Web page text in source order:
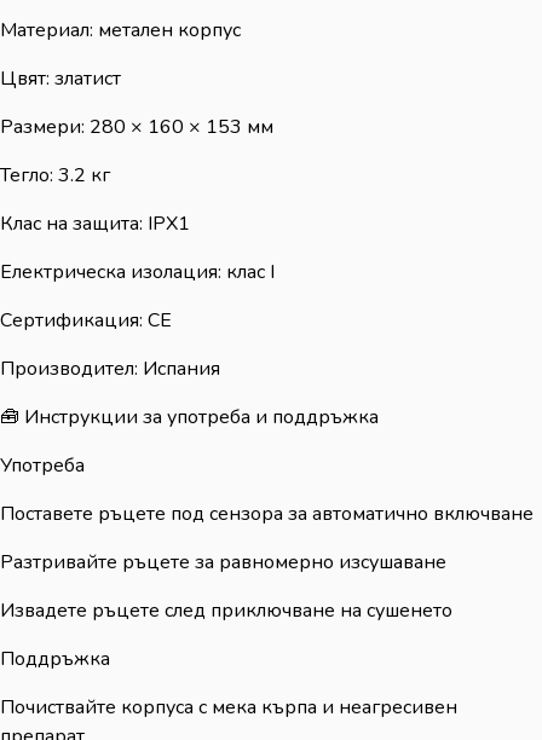
Материал: метален корпус
Цвят: златист
Размери: 280 × 160 × 153 мм
Тегло: 3.2 кг
Клас на защита: IPX1
Електрическа изолация: клас I
Сертификация: CE
Производител: Испания
🧰 Инструкции за употреба и поддръжка
Употреба
Поставете ръцете под сензора за автоматично включване
Разтривайте ръцете за равномерно изсушаване
Извадете ръцете след приключване на сушенето
Поддръжка
Почиствайте корпуса с мека кърпа и неагресивен